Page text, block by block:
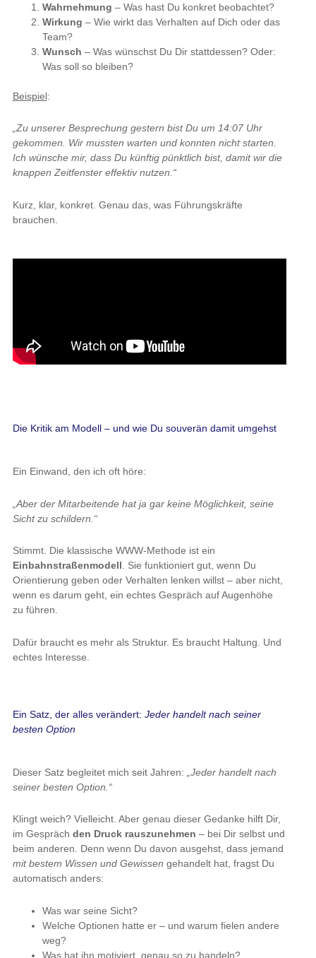
Wahrnehmung – Was hast Du konkret beobachtet?
Wirkung – Wie wirkt das Verhalten auf Dich oder das
Team?
Wunsch – Was wünschst Du Dir stattdessen? Oder:
Was soll so bleiben?
Beispiel:
„Zu unserer Besprechung gestern bist Du um 14:07 Uhr
gekommen. Wir mussten warten und konnten nicht starten.
Ich wünsche mir, dass Du künftig pünktlich bist, damit wir die
knappen Zeitfenster effektiv nutzen.“
Kurz, klar, konkret. Genau das, was Führungskräfte
brauchen.
Die Kritik am Modell – und wie Du souverän damit umgehst
Ein Einwand, den ich oft höre:
„Aber der Mitarbeitende hat ja gar keine Möglichkeit, seine
Sicht zu schildern.“
Stimmt. Die klassische WWW-Methode ist ein
Einbahnstraßenmodell. Sie funktioniert gut, wenn Du
Orientierung geben oder Verhalten lenken willst – aber nicht,
wenn es darum geht, ein echtes Gespräch auf Augenhöhe
zu führen.
Dafür braucht es mehr als Struktur. Es braucht Haltung. Und
echtes Interesse.
Ein Satz, der alles verändert: Jeder handelt nach seiner
besten Option
Dieser Satz begleitet mich seit Jahren:
„Jeder handelt nach
seiner besten Option.“
Klingt weich? Vielleicht. Aber genau dieser Gedanke hilft Dir,
im Gespräch den Druck rauszunehmen – bei Dir selbst und
beim anderen. Denn wenn Du davon ausgehst, dass jemand
mit bestem Wissen und Gewissen gehandelt hat, fragst Du
automatisch anders:
Was war seine Sicht?
Welche Optionen hatte er – und warum fielen andere
weg?
Was hat ihn motiviert, genau so zu handeln?